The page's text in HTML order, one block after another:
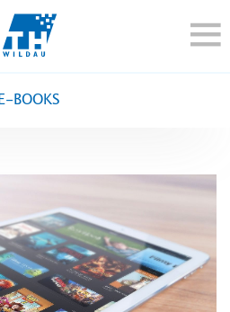
TH-
Webmail Moodle
E-BOOKS